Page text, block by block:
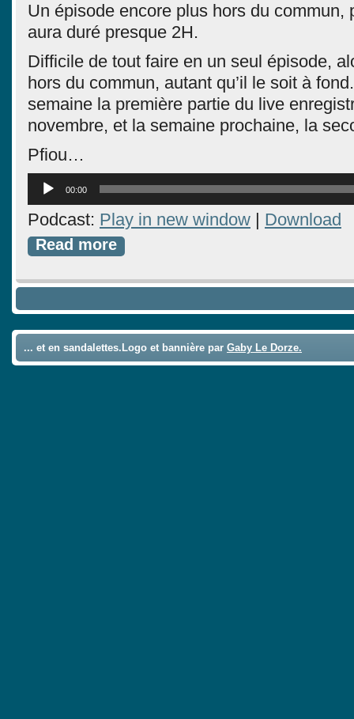
Un épisode encore plus hors du commun,
aura duré presque 2H.
Difficile de tout faire en un seul épisode,
hors du commun, autant qu’il le soit à
semaine la première partie du live
novembre, et la semaine prochaine, la
Pfiou…
Lecteur
audio
00:00
Podcast: Play in new window | Download
Read more
... et en sandalettes.Logo et bannière par Gaby Le Dorze.